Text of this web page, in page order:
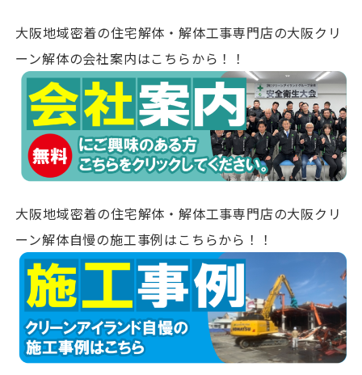
大阪地域密着の住宅解体・解体工事専門店の大阪クリ
ーン解体の会社案内はこちらから！！
大阪地域密着の住宅解体・解体工事専門店の大阪クリ
ーン解体自慢の施工事例はこちらから！！